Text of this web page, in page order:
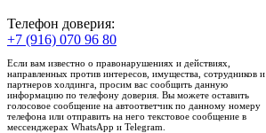
Телефон доверия:
+7 (916) 070 96 80
Если вам известно о правонарушениях и действиях,
направленных против интересов, имущества, сотрудников и
партнеров холдинга, просим вас сообщить данную
информацию по телефону доверия. Вы можете оставить
голосовое сообщение на автоответчик по данному номеру
телефона или отправить на него текстовое сообщение в
мессенджерах WhatsApp и Telegram.